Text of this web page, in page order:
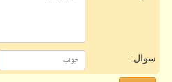
سوال: